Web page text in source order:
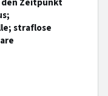
straflose